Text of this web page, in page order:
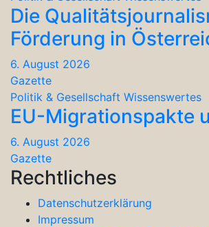
Die
Förderung in
6. August 2026
Gazette
Politik & Gesellschaft Wissenswertes
EU-Migrationspakte
6. August 2026
Gazette
Rechtliches
Datenschutzerklärung
Impressum